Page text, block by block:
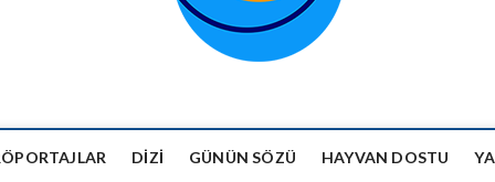
DIZI GÜNÜN SÖZÜ HAYVAN DOSTU